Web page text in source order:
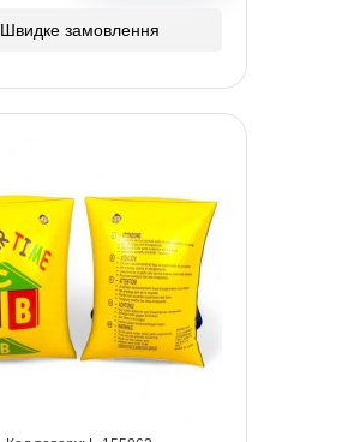
Швидке замовлення